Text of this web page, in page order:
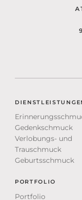
Gedenkschmuck
Verlobungs- und
Trauschmuck
Geburtsschmuck
PORTFOLIO
Portfolio